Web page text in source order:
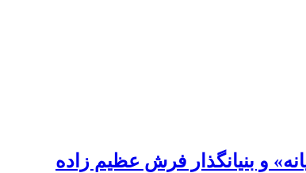
و بنیانگذار فرش عظیم زاده